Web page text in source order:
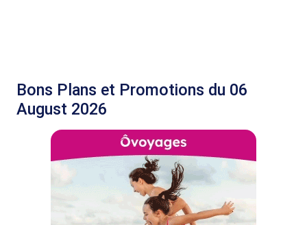
Bons Plans et Promotions du 06
August 2026